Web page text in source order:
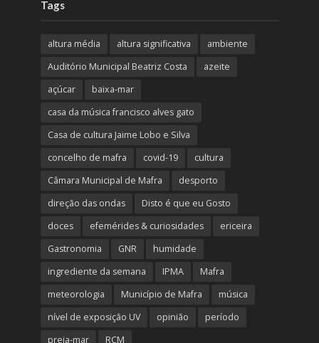
Tags
altura média altura significativa
ambiente
Auditório Municipal Beatriz Costa
azeite
açúcar
baixa-mar
casa da música francisco alves gato
Casa de cultura Jaime Lobo e Silva
concelho de mafra
covid-19
cultura
Câmara Municipal de Mafra
desporto
direção das ondas
Disto é que eu Gosto
doces
efemérides & curiosidades
ericeira
Gastronomia
GNR
humidade
ingrediente da semana
IPMA
Mafra
meteorologia
Município de Mafra
música
nível de exposição UV
opinião
período
preia-mar
RCM